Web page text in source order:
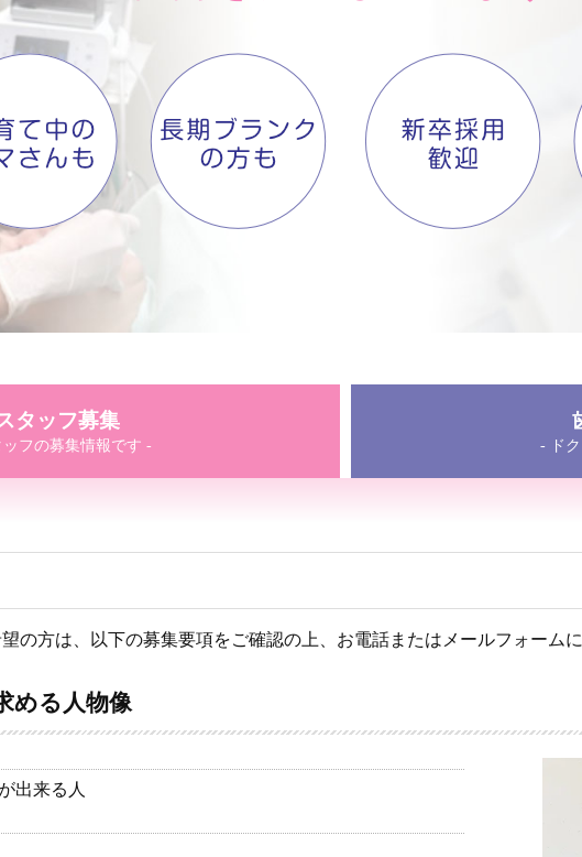
タッフ募集
フの募集情報です - - ド
の方は、以下の募集要項をご確認の上、お電話またはメールフォーム
める人物像
出来る人